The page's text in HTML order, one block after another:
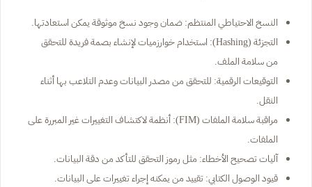
النسخ الاحتياطي المنتظم: ضمان وجود نسخ موثوقة يمكن استعادتها.
التجزئة (Hashing): استخدام خوارزميات لإنشاء بصمة فريدة للتحقق
من سلامة الملف.
التوقيعات الرقمية: للتحقق من مصدر البيانات وعدم التلاعب بها أثناء
النقل.
مراقبة سلامة الملفات (FIM): أنظمة لاكتشاف التغييرات غير المبررة على
الملفات.
آليات تصحيح الأخطاء: مثل رموز التحقق للتأكد من دقة البيانات.
قيود الوصول الكتابي: تقييد من يمكنه إجراء تغييرات على البيانات.